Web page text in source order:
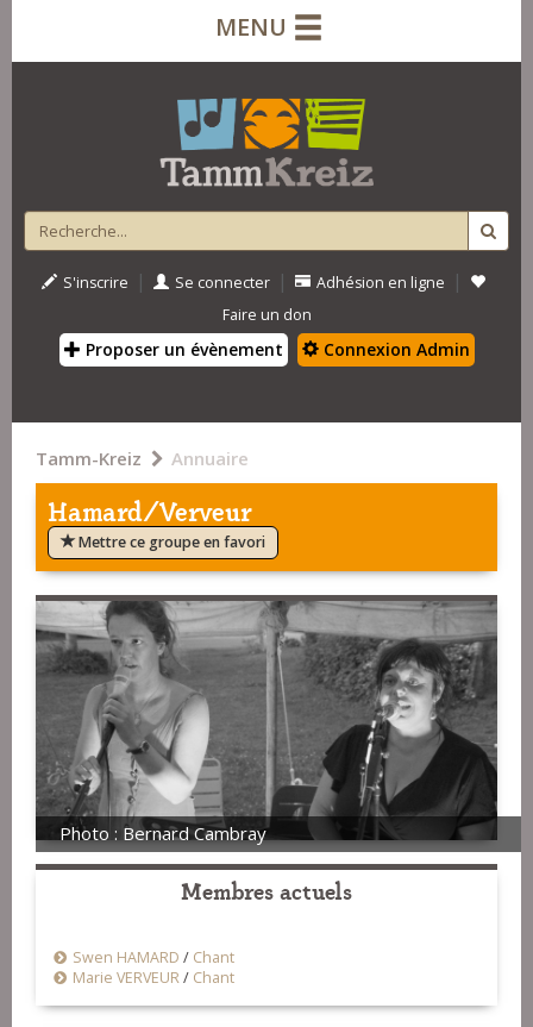
MENU
S'inscrire | Se connecter | Adhésion en ligne |
Faire un don
Proposer un évènement Connexion Admin
Tamm-Kreiz Annuaire
Hamard/Verveur
Mettre ce groupe en favori
Photo : Bernard Cambray
Membres actuels
Swen HAMARD / Chant
Marie VERVEUR/ Chant